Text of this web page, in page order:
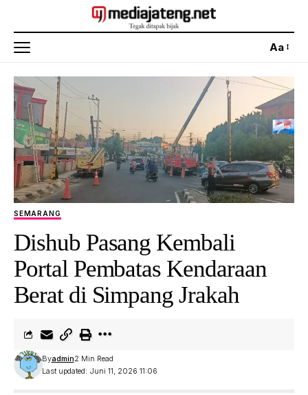
Aa
SEMARANG
Dishub Pasang Kembali
Portal Pembatas Kendaraan
Berat di Simpang Jrakah
Last updated: Juni 11, 2026 11:06
Byadmin2 Min Read